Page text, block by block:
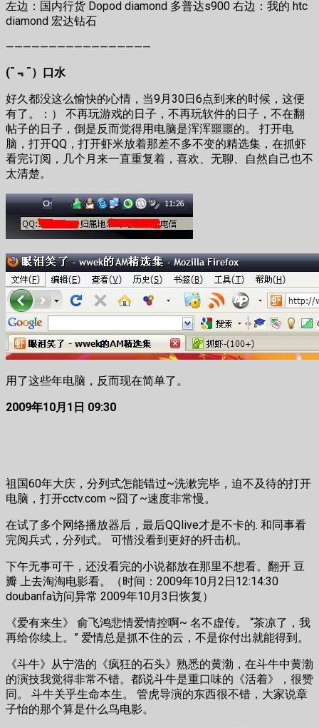
左边：国内行货 Dopod diamond 多普达s900 右边：我的 htc
diamond 宏达钻石
—————————————————
(¯﹃¯）口水
好久都没这么愉快的心情，当9月30日6点到来的时候，这便
有了。：） 不再玩游戏的日子，不再玩软件的日子，不在翻
帖子的日子，倒是反而觉得用电脑是浑浑噩噩的。 打开电
脑，打开QQ，打开虾米放着那差不多不变的精选集，在抓虾
看完订阅，几个月来一直重复着，喜欢、无聊、自然自己也不
太清楚。
用了这些年电脑，反而现在简单了。
2009年10月1日 09:30
祖国60年大庆，分列式怎能错过~洗漱完毕，迫不及待的打开
电脑，打开cctv.com ~囧了~速度非常慢。
在试了多个网络播放器后，最后QQlive才是不卡的. 和同事看
完阅兵式，分列式。 可惜没看到更好的歼击机。
下午无事可干，还没看完的小说都放在那里不想看。翻开 豆
瓣 上去淘淘电影看。（时间：2009年10月2日12:14:30
doubanfa访问异常 2009年10月3日恢复）
《爱有来生》 俞飞鸿悲情爱情控啊~ 名不虚传。 “茶凉了，我
再给你续上。” 爱情总是抓不住的云，不是你付出就能得到。
《斗牛》从宁浩的《疯狂的石头》熟悉的黄渤，在斗牛中黄渤
的演技我觉得非常不错。都说斗牛是重口味的《活着》，很赞
同。 斗牛关乎生命本生。 管虎导演的东西很不错，大家说章
子怡的那个算是什么鸟电影。